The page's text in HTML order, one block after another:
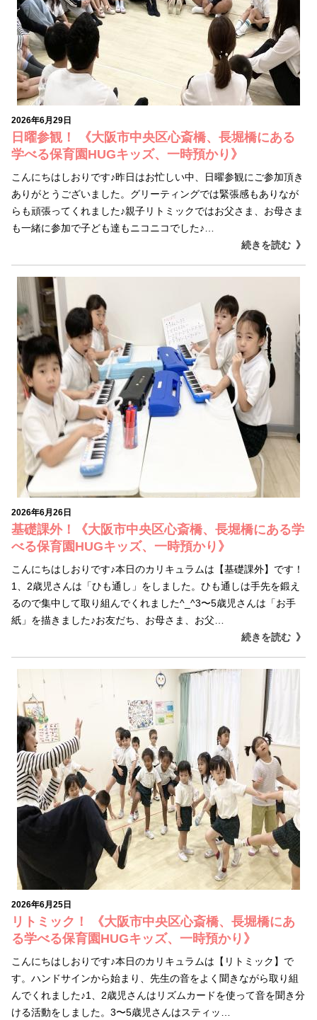
2026年6月29日
日曜参観！ 《大阪市中央区心斎橋、長堀橋にある
学べる保育園HUGキッズ、一時預かり》
こんにちはしおりです♪昨日はお忙しい中、日曜参観にご参加頂き
ありがとうございました。グリーティングでは緊張感もありなが
らも頑張ってくれました♪親子リトミックではお父さま、お母さま
も一緒に参加で子ども達もニコニコでした♪…
続きを読む
2026年6月26日
基礎課外！《大阪市中央区心斎橋、長堀橋にある学
べる保育園HUGキッズ、一時預かり》
こんにちはしおりです♪本日のカリキュラムは【基礎課外】です！
1、2歳児さんは「ひも通し」をしました。ひも通しは手先を鍛え
るので集中して取り組んでくれました^_^3〜5歳児さんは「お手
紙」を描きました♪お友だち、お母さま、お父…
続きを読む
2026年6月25日
リトミック！ 《大阪市中央区心斎橋、長堀橋にあ
る学べる保育園HUGキッズ、一時預かり》
こんにちはしおりです♪本日のカリキュラムは【リトミック】で
す。ハンドサインから始まり、先生の音をよく聞きながら取り組
んでくれました♪1、2歳児さんはリズムカードを使って音を聞き分
ける活動をしました。3〜5歳児さんはスティッ…